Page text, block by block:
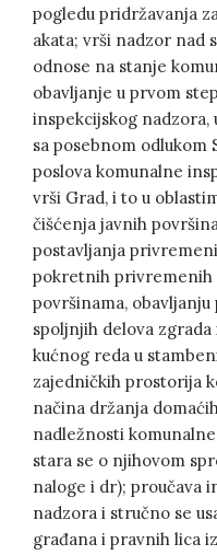
pogledu pridržavanja
akata; vrši nadzor nad
odnose na stanje
obavljanje u prvom
inspekcijskog nadzora,
sa posebnom odlukom
poslova komunalne
vrši Grad, i to u
čišćenja javnih
postavljanja
pokretnih privremenih
površinama,
spoljnjih delova
kućnog reda u
zajedničkih prostorija
načina držanja
nadležnosti
stara se o njihovom
naloge i dr); proučava
nadzora i stručno se
građana i pravnih lica